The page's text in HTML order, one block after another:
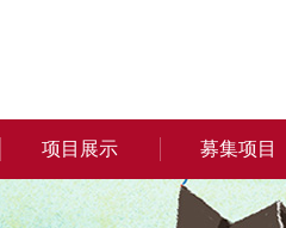
项目展示 募集项目